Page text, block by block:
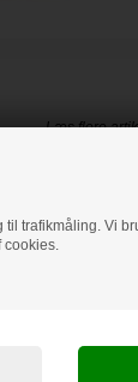
trafikmåling. Vi
cookies.
Læs flere